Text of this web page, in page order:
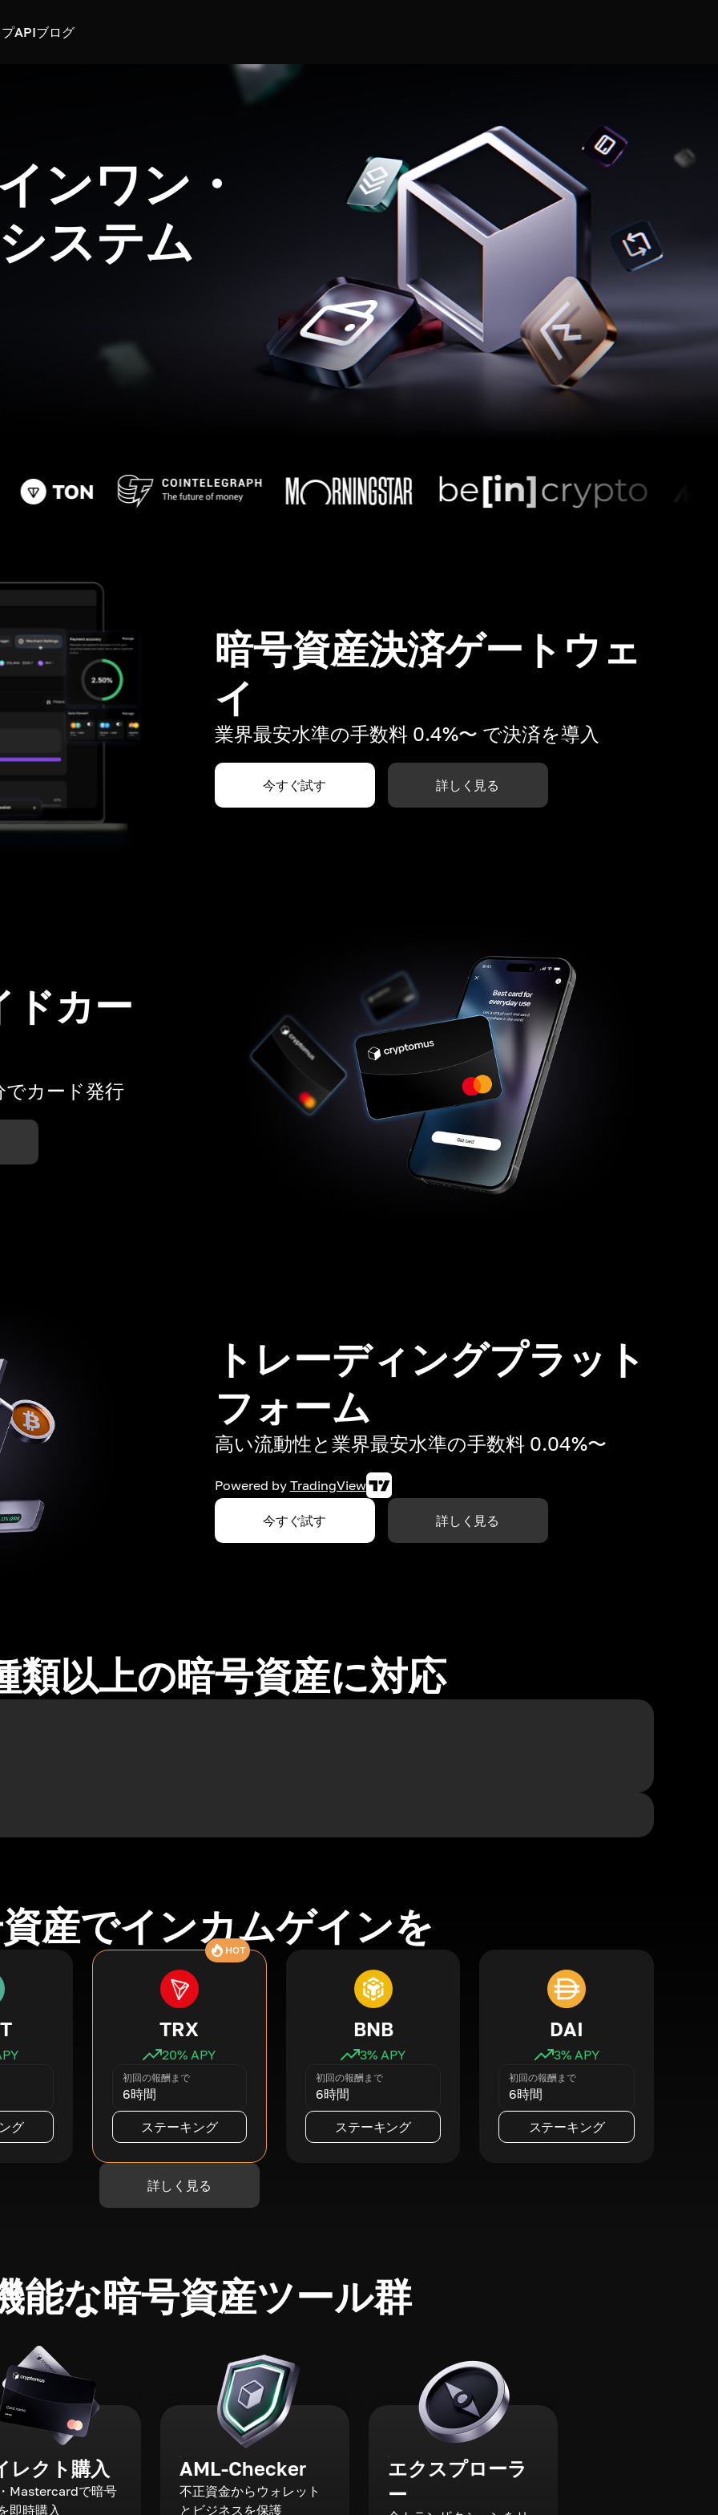
APIブログ
ンワン・
ステム
暗号資産決済ゲートウェ
イ
業界最安水準の手数料 0.4%〜 で決済を導入
今すぐ試す 詳しく見る
ドカー
でカード発行
トレーディングプラット
フォーム
高い流動性と業界最安水準の手数料 0.04%〜
Powered by TradingView
今すぐ試す 詳しく見る
類以上の暗号資産に対応
産でインカムゲインを
グ
HOT
TRX
20% APY
初回の報酬まで
6時間
ステーキング
BNB
3% APY
初回の報酬まで
6時間
ステーキング
DAI
3% APY
初回の報酬まで
6時間
ステーキング
詳しく見る
能な暗号資産ツール群
レクト購入
Mastercardで暗号
即時購入
AML-Checker
不正資金からウォレット
とビジネスを保護
エクスプローラ
ー